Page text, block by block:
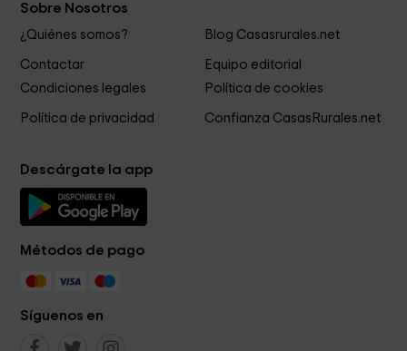
Sobre Nosotros
¿Quiénes somos? Blog Casasrurales.net
Contactar
Equipo editorial
Condiciones legales
Política de cookies
Política de privacidad Confianza CasasRurales.net
Descárgate la app
Métodos de pago
Síguenos en